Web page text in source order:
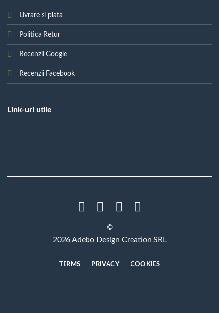
Livrare si plata
Politica Retur
Recenzii Google
Recenzii Facebook
Link-uri utile
©
2026 Adebo Design Creation SRL
TERMS PRIVACY COOKIES